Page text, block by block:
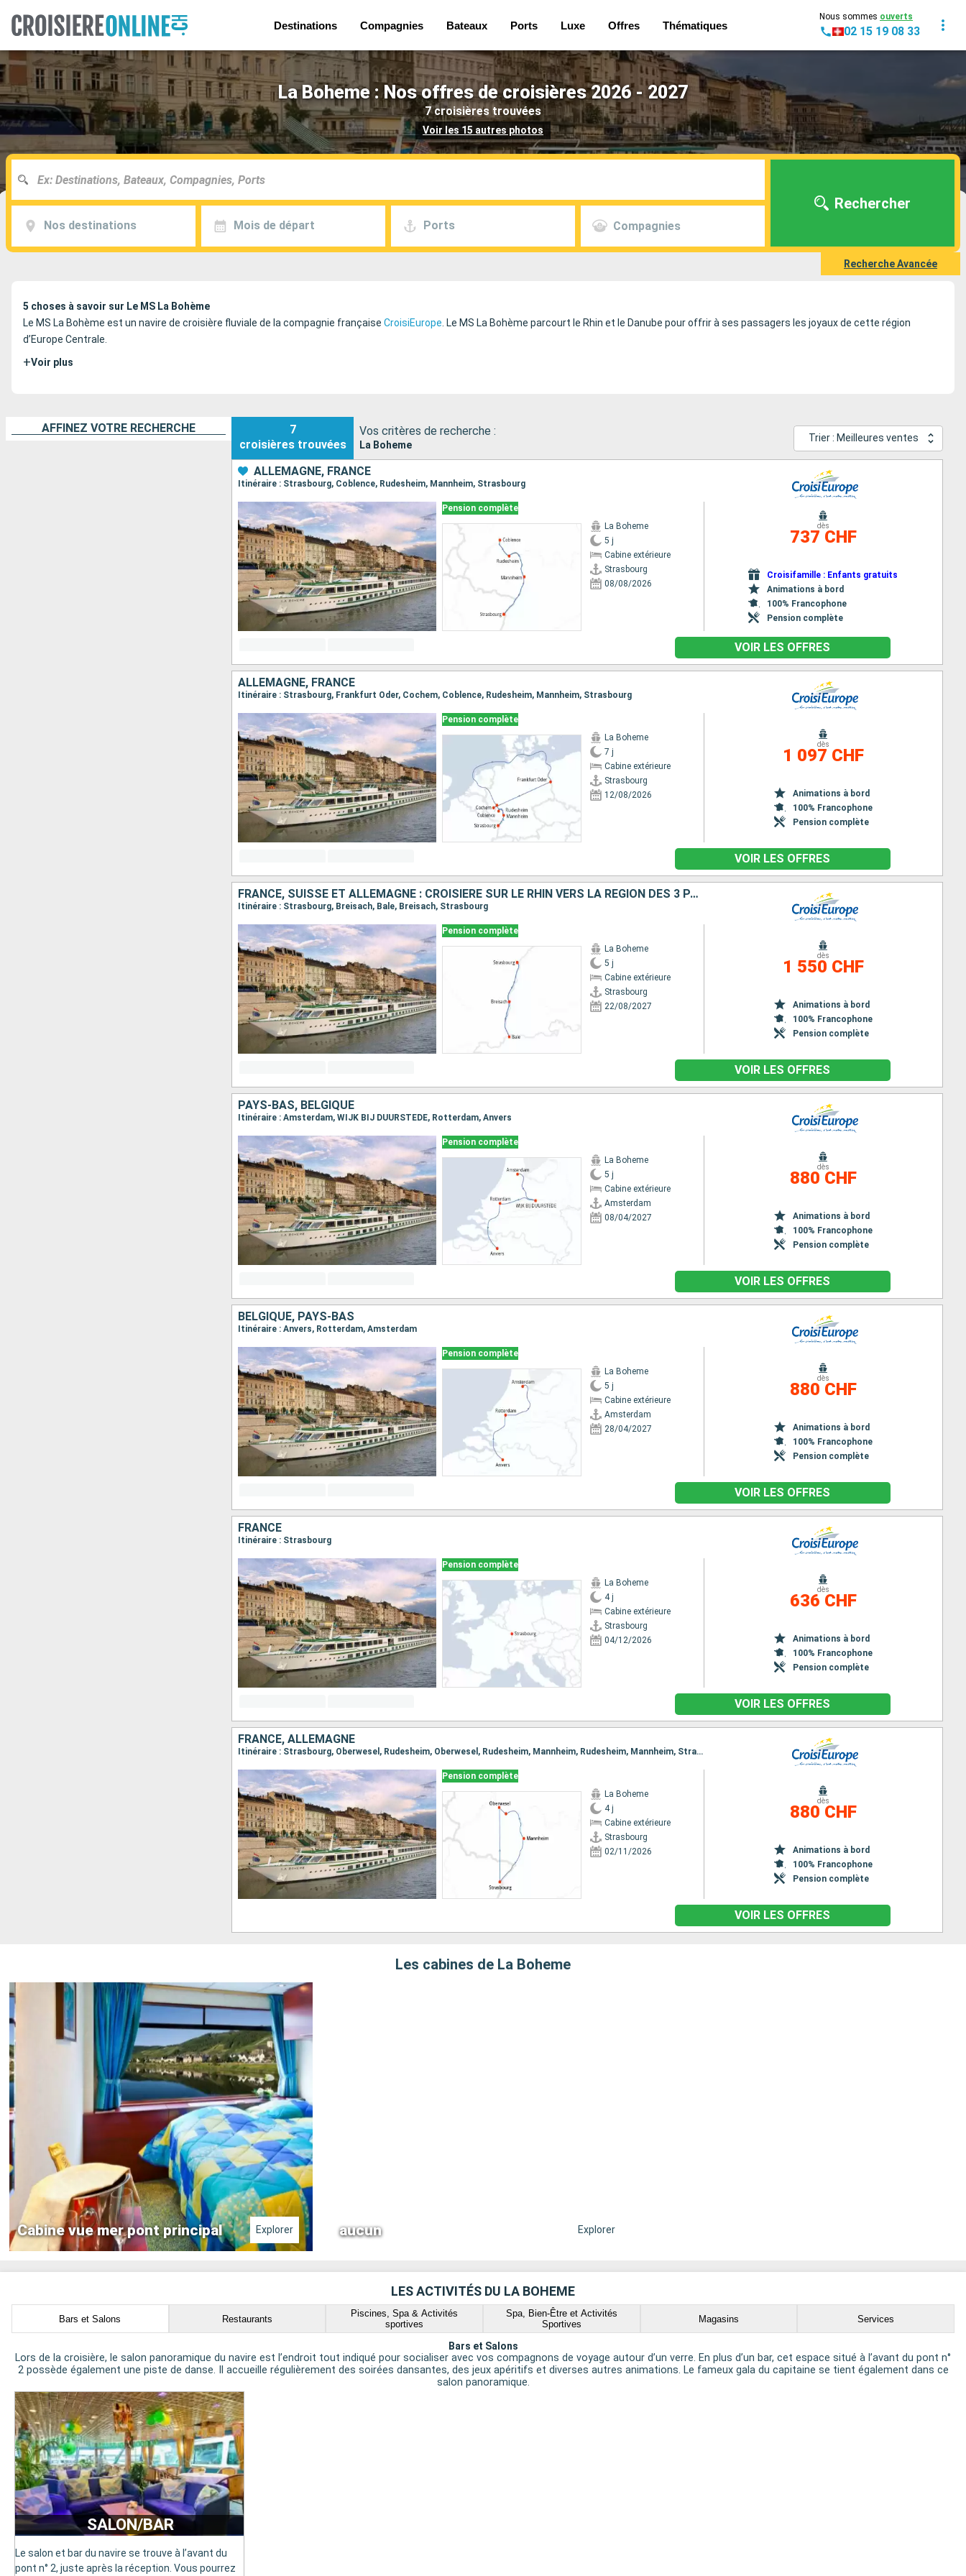
Destinations Compagnies Bateaux Ports Luxe Offres Thématiques
Nous sommes ouverts
02 15 19 08 33
La Boheme : Nos offres de croisières 2026 - 2027
7 croisières trouvées
Voir les 15 autres photos
Nos destinations Mois de départ Ports Compagnies
Rechercher
Recherche Avancée
5 choses à savoir sur Le MS La Bohème
Le MS La Bohème est un navire de croisière fluviale de la compagnie française CroisiEurope . Le MS La Bohème parcourt le Rhin et le Danube pour offrir à ses passagers les joyaux de cette région
d’Europe Centrale.
+Voir plus
AFFINEZ VOTRE RECHERCHE
7
croisières trouvées
Vos critères de recherche :
La Boheme
Trier : Meilleures ventes
ALLEMAGNE, FRANCE
Itinéraire : Strasbourg, Coblence, Rudesheim, Mannheim, Strasbourg
Pension complète
La Boheme
5 j
Cabine extérieure
Strasbourg
08/08/2026
dès
737 CHF
Croisifamille : Enfants gratuits
Animations à bord
100% Francophone
Pension complète
VOIR LES OFFRES
ALLEMAGNE, FRANCE
Itinéraire : Strasbourg, Frankfurt Oder, Cochem, Coblence, Rudesheim, Mannheim, Strasbourg
Pension complète
La Boheme
7 j
Cabine extérieure
Strasbourg
12/08/2026
dès
1 097 CHF
Animations à bord
100% Francophone
Pension complète
VOIR LES OFFRES
FRANCE, SUISSE ET ALLEMAGNE : CROISIÈRE SUR LE RHIN VERS LA RÉGION DES 3 PAYS ET VOYAGE À BORD DU TRAIN "GLACIER EXPRESS"
Itinéraire : Strasbourg, Breisach, Bale, Breisach, Strasbourg
Pension complète
La Boheme
5 j
Cabine extérieure
Strasbourg
22/08/2027
dès
1 550 CHF
Animations à bord
100% Francophone
Pension complète
VOIR LES OFFRES
PAYS-BAS, BELGIQUE
Itinéraire : Amsterdam, WIJK BIJ DUURSTEDE, Rotterdam, Anvers
Pension complète
La Boheme
5 j
Cabine extérieure
Amsterdam
08/04/2027
dès
880 CHF
Animations à bord
100% Francophone
Pension complète
VOIR LES OFFRES
BELGIQUE, PAYS-BAS
Itinéraire : Anvers, Rotterdam, Amsterdam
Pension complète
La Boheme
5 j
Cabine extérieure
Amsterdam
28/04/2027
dès
880 CHF
Animations à bord
100% Francophone
Pension complète
VOIR LES OFFRES
FRANCE
Itinéraire : Strasbourg
Pension complète
La Boheme
4 j
Cabine extérieure
Strasbourg
04/12/2026
dès
636 CHF
Animations à bord
100% Francophone
Pension complète
VOIR LES OFFRES
FRANCE, ALLEMAGNE
Itinéraire : Strasbourg, Oberwesel, Rudesheim, Oberwesel, Rudesheim, Mannheim, Rudesheim, Mannheim, Strasbourg
Pension complète
La Boheme
4 j
Cabine extérieure
Strasbourg
02/11/2026
dès
880 CHF
Animations à bord
100% Francophone
Pension complète
VOIR LES OFFRES
Les cabines de La Boheme
Cabine vue mer pont principal Explorer aucun Explorer
LES ACTIVITÉS DU LA BOHEME
Bars et Salons Restaurants
Piscines, Spa & Activités
sportives
Spa, Bien-Être et Activités
Sportives
Magasins Services
Bars et Salons
Lors de la croisière, le salon panoramique du navire est l’endroit tout indiqué pour socialiser avec vos compagnons de voyage autour d’un verre. En plus d’un bar, cet espace situé à l’avant du pont n°
2 possède également une piste de danse. Il accueille régulièrement des soirées dansantes, des jeux apéritifs et diverses autres animations. Le fameux gala du capitaine se tient également dans ce
salon panoramique.
SALON/BAR
Le salon et bar du navire se trouve à l’avant du
pont n° 2, juste après la réception. Vous pourrez